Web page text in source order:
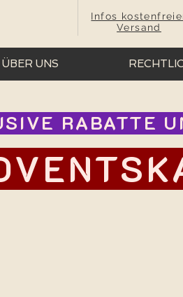
Infos
Versand
ÜBER UNS